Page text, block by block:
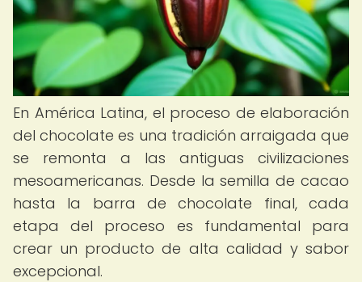
En América Latina, el proceso de elaboración
del chocolate es una tradición arraigada que
se remonta a las antiguas civilizaciones
mesoamericanas. Desde la semilla de cacao
hasta la barra de chocolate final, cada
etapa del proceso es fundamental para
crear un producto de alta calidad y sabor
excepcional.